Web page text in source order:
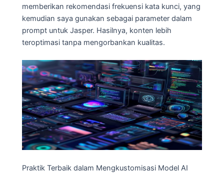
memberikan rekomendasi frekuensi kata kunci, yang
kemudian saya gunakan sebagai parameter dalam
prompt untuk Jasper. Hasilnya, konten lebih
teroptimasi tanpa mengorbankan kualitas.
Praktik Terbaik dalam Mengkustomisasi Model AI